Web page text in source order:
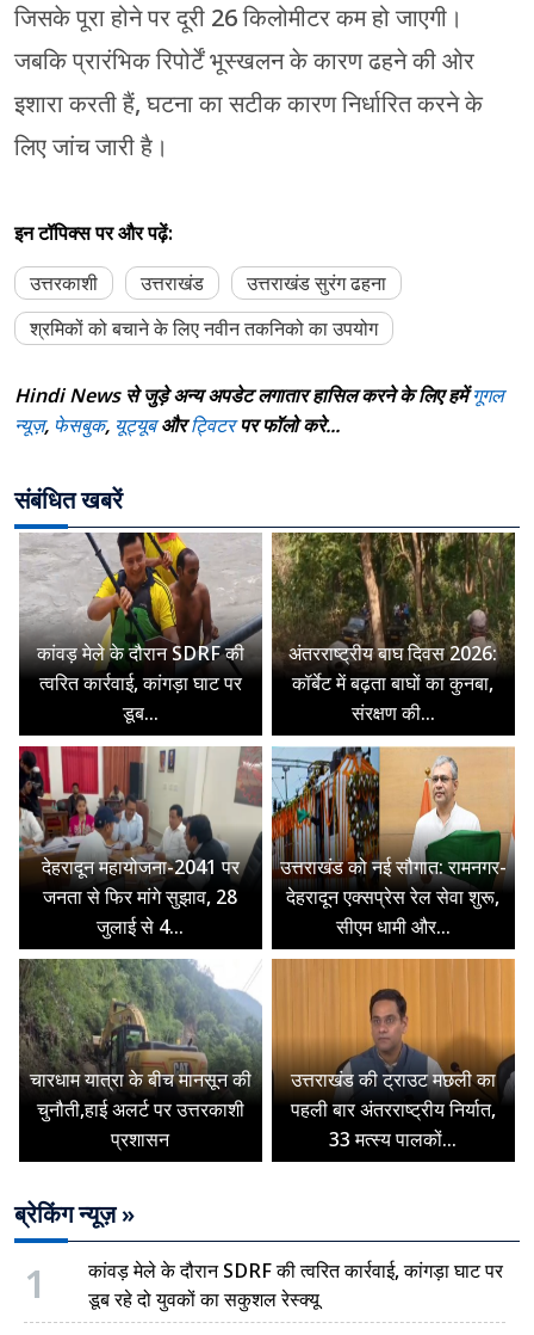
जिसके पूरा होने पर दूरी 26 किलोमीटर कम हो जाएगी।
जबकि प्रारंभिक रिपोर्टें भूस्खलन के कारण ढहने की ओर
इशारा करती हैं, घटना का सटीक कारण निर्धारित करने के
लिए जांच जारी है।
इन टॉपिक्स पर और पढ़ें:
उत्तरकाशी
उत्तराखंड
उत्तराखंड सुरंग ढहना
श्रमिकों को बचाने के लिए नवीन तकनिको का उपयोग
Hindi News से जुड़े अन्य अपडेट लगातार हासिल करने के लिए हमेंगूगल
न्यूज़, फेसबुक, यूट्यूबऔरट्विटरपर फॉलो करे...
संबंधित खबरें
कांवड़ मेले के दौरान SDRF की
त्वरित कार्रवाई, कांगड़ा घाट पर
डूब...
अंतरराष्ट्रीय बाघ दिवस 2026:
कॉर्बेट में बढ़ता बाघों का कुनबा,
संरक्षण की...
देहरादून महायोजना-2041 पर
जनता से फिर मांगे सुझाव, 28
जुलाई से 4...
उत्तराखंड को नई सौगात: रामनगर-
देहरादून एक्सप्रेस रेल सेवा शुरू,
सीएम धामी और...
चारधाम यात्रा के बीच मानसून की
चुनौती,हाई अलर्ट पर उत्तरकाशी
प्रशासन
उत्तराखंड की ट्राउट मछली का
पहली बार अंतरराष्ट्रीय निर्यात,
33 मत्स्य पालकों...
ब्रेकिंग न्यूज़ »
1
कांवड़ मेले के दौरान SDRF की त्वरित कार्रवाई, कांगड़ा घाट पर
डूब रहे दो युवकों का सकुशल रेस्क्यू